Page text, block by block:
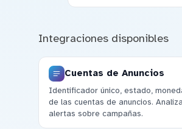
Integraciones disponibles
Cuentas de Anuncios
Identificador único, estado,
de las cuentas de anuncios.
alertas sobre campañas.